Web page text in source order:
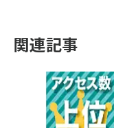
関連記事